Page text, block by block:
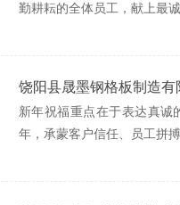
勤耕耘的全体员工，献上最
饶阳县晟墨钢格板制造
新年祝福重点在于表达真诚
年，承蒙客户信任、员工拼